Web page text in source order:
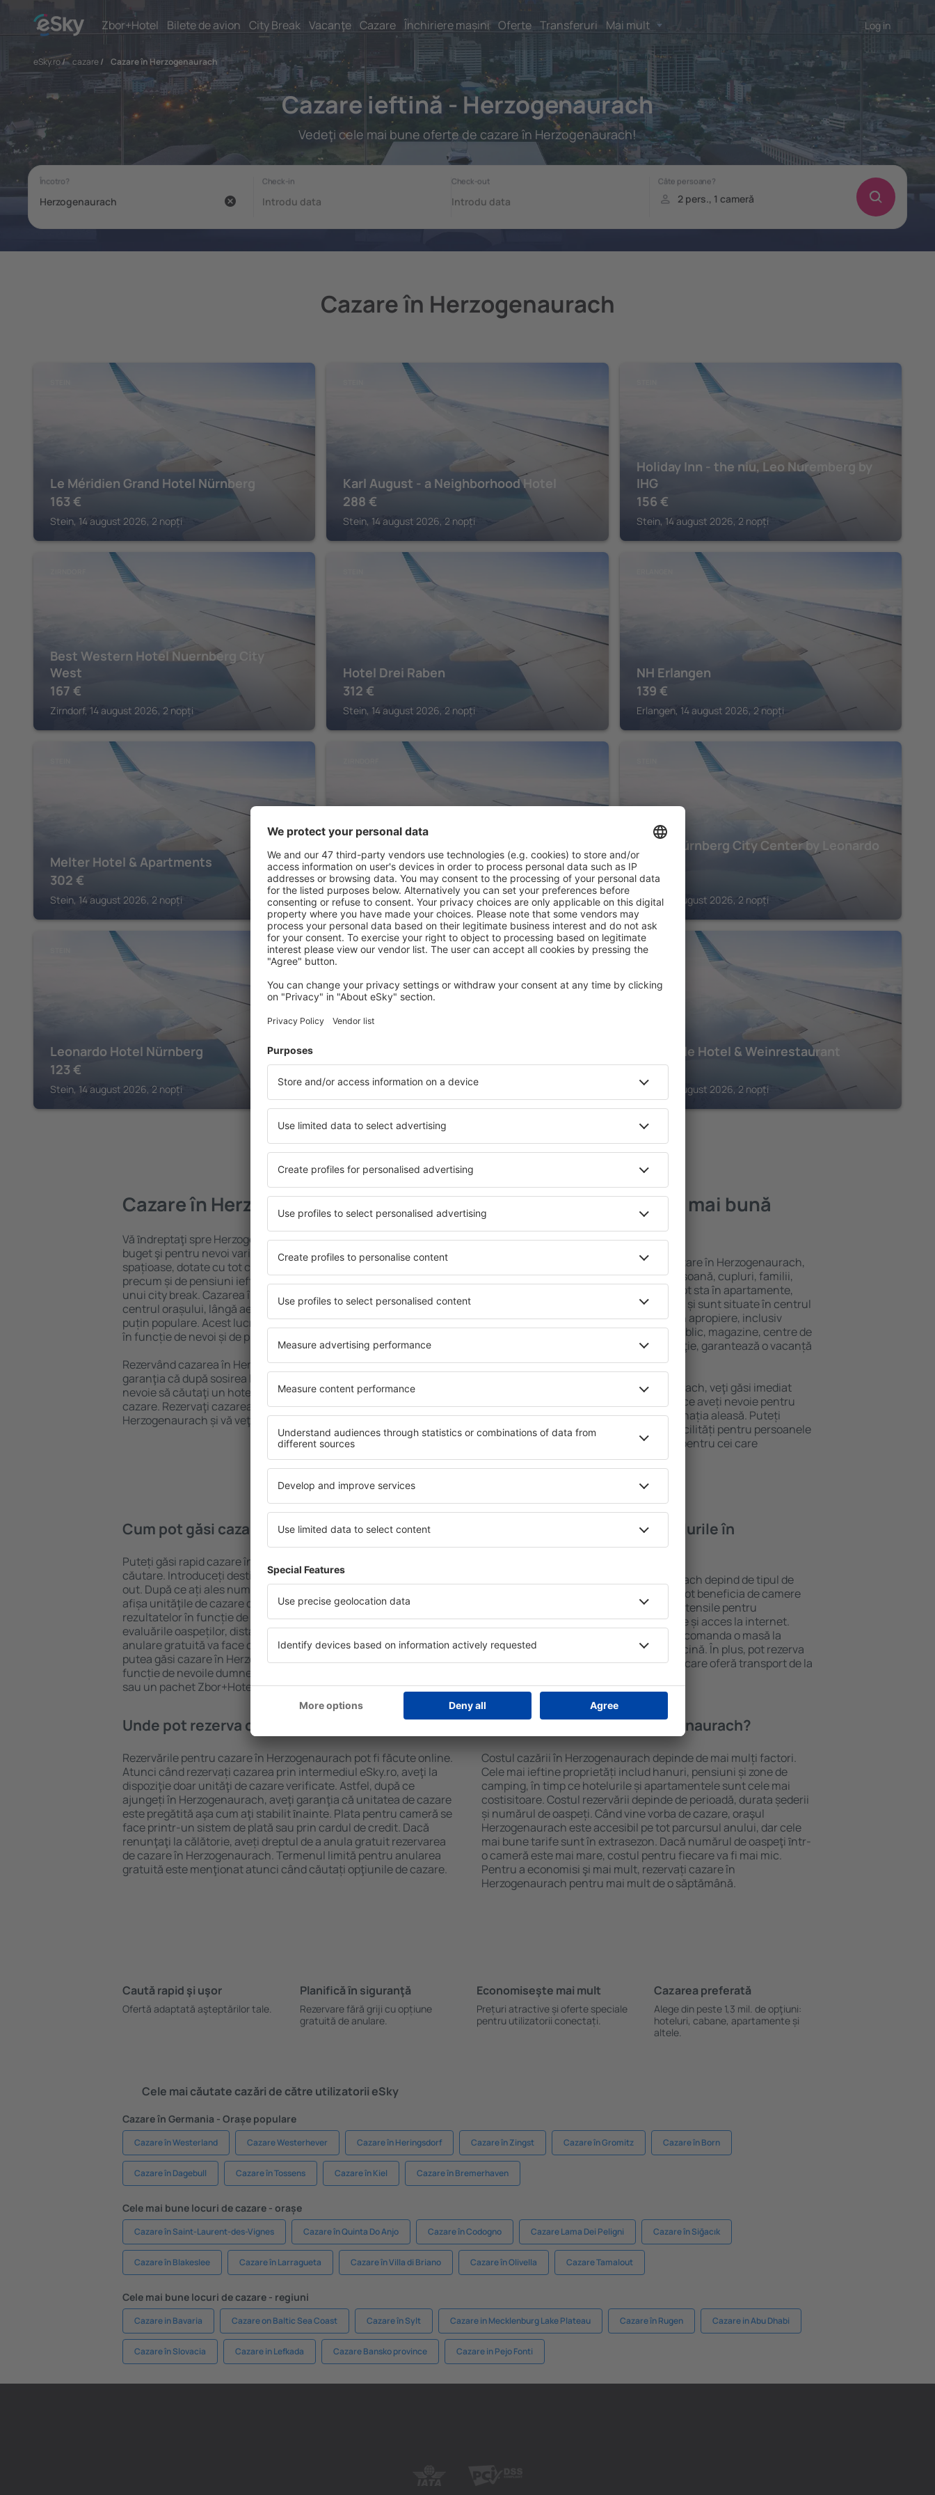
Zbor+Hotel Bilete de avion City Break Vacanţe Cazare Închiriere mașini Oferte Transferuri Mai mult Log in
eSky.ro/ cazare/ Cazare în Herzogenaurach
Cazare ieftină - Herzogenaurach
Vedeţi cele mai bune oferte de cazare în Herzogenaurach!
Cazare în Herzogenaurach
Le Méridien Grand Hotel Nürnberg
163 €
Stein, 14 august 2026, 2 nopți
Karl August - a Neighborhood Hotel
288 €
Stein, 14 august 2026, 2 nopți
Holiday Inn - the niu, Leo Nuremberg by
IHG
156 €
Stein, 14 august 2026, 2 nopți
Best Western Hotel Nuernberg City
West
167 €
Zirndorf, 14 august 2026, 2 nopți
Hotel Drei Raben
312 €
Stein, 14 august 2026, 2 nopți
NH Erlangen
139 €
Erlangen, 14 august 2026, 2 nopți
Melter Hotel & Apartments
302 €
Stein, 14 august 2026, 2 nopți
Collection by Wyndham
212€
Zirndorf, 14 august 2026, 2 nopți
Hotel Nürnberg City Center by Leonardo
Hotels
130
Stein, 14 august 2026, 2 nopți
Leonardo Hotel Nürnberg
123 €
Stein, 14 august 2026, 2 nopți
HERZOGENAURACH
217€
Herzogenaurach, 14 august 2026, 2 nopți
STEIN
Steichele Hotel & Weinrestaurant
239€
Stein, 14 august 2026, 2 nopți
Vedeţi mai multe oferte în Herzogenaurach
Cazare în Herzogenaurach
Vă ȋndreptaţi spre Herzogenaurach? Găsiți cazare pentru fiecare
buget şi pentru nevoi variate. Puteți beneficia de proprietăți
spațioase, dotate cu tot confortul, cu numeroase facilități,
precum și de pensiuni ieftine pentru a sta câteva zile în timpul
unui city break. Cazarea în Herzogenaurach este disponibilă în
centrul orașului, lângă aeroport și în cartiere sau regiuni mai
puțin populare. Acest lucru vă va ajuta să găsiţi unităţi de cazare
în funcție de nevoi și de planurile ulterioare.
Rezervând cazarea în Herzogenaurach mai devreme, aveți
garanţia că după sosirea la destinație vă puteţi relaxa, fără a fi
nevoie să căutaţi un hotel, apartament sau altă unitate de
cazare. Rezervaţi cazarea înainte de călătoria spre
Herzogenaurach și vă veţi bucura de o călătorie liniştită.
Herzogenaurach – cea mai bună
cazare
Puteți alege dintr-o ofertă variată de cazare în Herzogenaurach,
inclusiv proprietăți pentru o singură persoană, cupluri, familii,
persoane ȋn vârstă și grupuri. Oaspeţii pot sta în apartamente,
hoteluri și pensiuni care oferă intimitate și sunt situate în centrul
orașului Herzogenaurach. Facilitățile din apropiere, inclusiv
companii de închirieri auto, transport public, magazine, centre de
reparaţii și locuri de relaxare sau distracţie, garantează o vacanță
extraordinară.
Dacă doriţi cazare de lux în Herzogenaurach, veţi găsi imediat
una care să se potrivească. Veți găsi tot ce aveți nevoie pentru
vacanță sau călătoria de afaceri la destinația aleasă. Puteți
rezerva cazare în Herzogenaurach cu facilități pentru persoanele
cu dizabilități, sugari și copii, precum și pentru cei care
călătoresc cu animale de companie.
Cum pot găsi cazare în Herzogenaurach?
Puteți găsi rapid cazare în Herzogenaurach folosind un motor de
căutare. Introduceți destinația și datele de check-in și check-
out. După ce ați ales numărul de persoane, motorul de căutare va
afișa unităţile de cazare disponibile în Herzogenaurach. Filtrarea
rezultatelor în funcție de tipul proprietăţii, numărul de stele,
evaluările oaspeților, distanța față de centru și opțiunea de
anulare gratuită va face căutarea mult mai ușoară. Astfel veți
putea găsi cazare în Herzogenaurach în doar câteva minute. În
funcție de nevoile dumneavoastră, puteți rezerva doar cazare
sau un pachet Zbor+Hotel.
Ce fel de facilităţi oferă hotelurile în
Herzogenaurach?
Facilitățile proprietăţilor în Herzogenaurach depind de tipul de
cazare și de numărul de stele. Oaspeții pot beneficia de camere
cu chicinetă, balcon, aer condiționat, ustensile pentru
prepararea ceaiului şi a cafelei, prosoape și acces la internet.
Vizitatorii pot avea parcare gratuită, pot comanda o masă la
restaurant sau pot alege un hotel cu piscină. În plus, pot rezerva
cazare în Herzogenaurach la proprietăți care oferă transport de la
Unde pot rezerva cazare în Herzogenaurach?
Rezervările pentru cazare în Herzogenaurach pot fi făcute online.
Atunci când rezervați cazarea prin intermediul eSky.ro, aveţi la
dispoziţie doar unităţi de cazare verificate. Astfel, după ce
ajungeți în Herzogenaurach, aveţi garanţia că unitatea de cazare
este pregătită aşa cum aţi stabilit ȋnainte. Plata pentru cameră se
face printr-un sistem de plată sau prin cardul de credit. Dacă
renunţaţi la călătorie, aveți dreptul de a anula gratuit rezervarea
de cazare în Herzogenaurach. Termenul limită pentru anularea
gratuită este menţionat atunci când căutați opţiunile de cazare.
Cât costă cazarea în Herzogenaurach?
Costul cazării în Herzogenaurach depinde de mai mulți factori.
Cele mai ieftine proprietăți includ hanuri, pensiuni și zone de
camping, în timp ce hotelurile și apartamentele sunt cele mai
costisitoare. Costul rezervării depinde de perioadă, durata șederii
și numărul de oaspeți. Când vine vorba de cazare, oraşul
Herzogenaurach este accesibil pe tot parcursul anului, dar cele
mai bune tarife sunt în extrasezon. Dacă numărul de oaspeţi ȋntr-
o cameră este mai mare, costul pentru fiecare va fi mai mic.
Pentru a economisi şi mai mult, rezervați cazare în
Herzogenaurach pentru mai mult de o săptămână.
Caută rapid şi uşor
Ofertă adaptată aşteptărilor tale.
Planifică ȋn siguranţă
Rezervare fără griji cu opțiune
gratuită de anulare.
Economiseşte mai mult
Prețuri atractive și oferte speciale
pentru utilizatorii conectați.
Cazarea preferată
Alege din peste 1,3 mil. de opţiuni:
hoteluri, cabane, apartamente și
altele.
Cele mai căutate cazări de către utilizatorii eSky
Cazare în Germania - Orașe populare
Cazare în Westerland Cazare Westerhever Cazare în Heringsdorf Cazare în Zingst Cazare în Gromitz Cazare în Born
Cazare în Dagebull Cazare în Tossens Cazare în Kiel Cazare în Bremerhaven
Cele mai bune locuri de cazare - orașe
Cazare în Saint-Laurent-des-Vignes Cazare în Quinta Do Anjo Cazare în Codogno Cazare Lama Dei Peligni Cazare în Siğacık
Cazare în Blakeslee Cazare în Larragueta Cazare în Villa di Briano Cazare în Olivella Cazare Tamalout
Cele mai bune locuri de cazare - regiuni
Cazare in Bavaria Cazare on Baltic Sea Coast Cazare în Sylt Cazare in Mecklenburg Lake Plateau Cazare în Rugen Cazare in Abu Dhabi
Cazare în Slovacia Cazare in Lefkada Cazare Bansko province Cazare in Pejo Fonti